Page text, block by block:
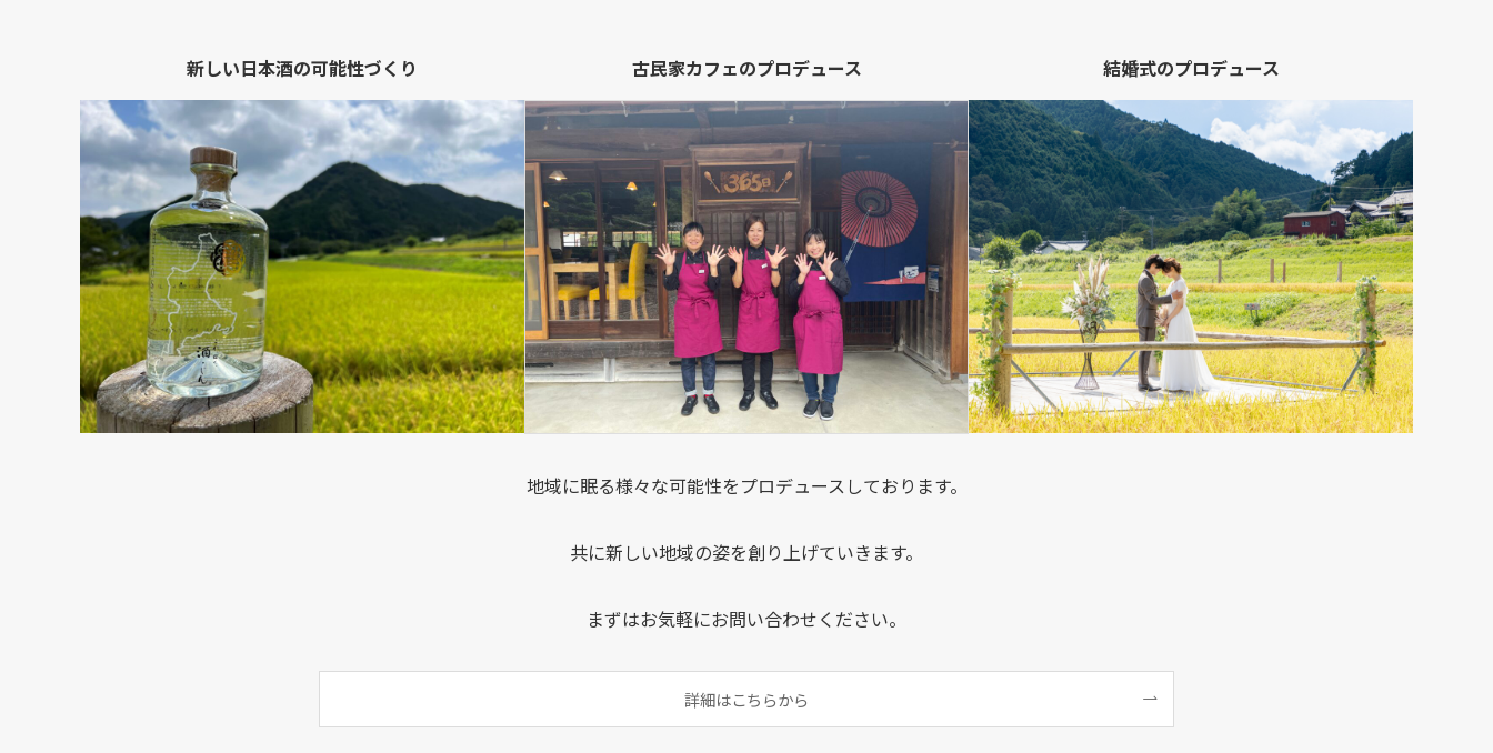
新しい日本酒の可能性づくり 古民家カフェのプロデュース 結婚式のプロデュース
地域に眠る様々な可能性をプロデュースしております。
共に新しい地域の姿を創り上げていきます。
まずはお気軽にお問い合わせください。
詳細はこちらから